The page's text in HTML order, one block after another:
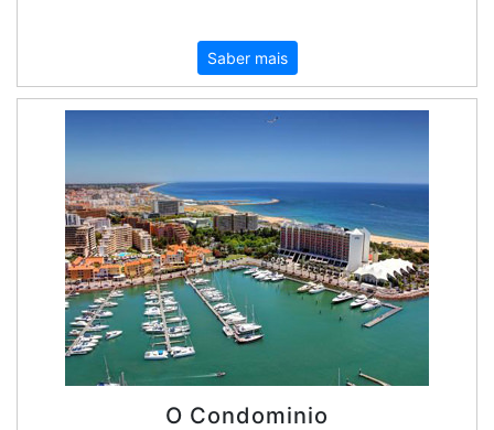
Saber mais
O Condominio